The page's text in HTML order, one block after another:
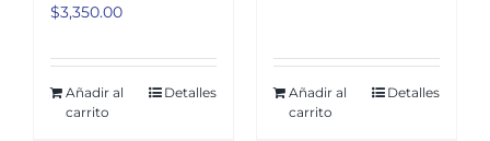
$3,350.00
Añadir al
carrito
Detalles
Añadir al
carrito
Detalles